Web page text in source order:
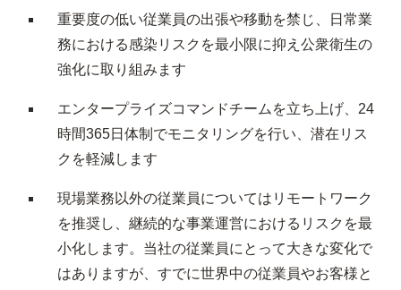
重要度の低い従業員の出張や移動を禁じ、日常業
務における感染リスクを最小限に抑え公衆衛生の
強化に取り組みます
エンタープライズコマンドチームを立ち上げ、24
時間365日体制でモニタリングを行い、潜在リス
クを軽減します
現場業務以外の従業員についてはリモートワーク
を推奨し、継続的な事業運営におけるリスクを最
小化します。当社の従業員にとって大きな変化で
はありますが、すでに世界中の従業員やお客様と